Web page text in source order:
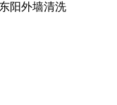
阳外墙清洗